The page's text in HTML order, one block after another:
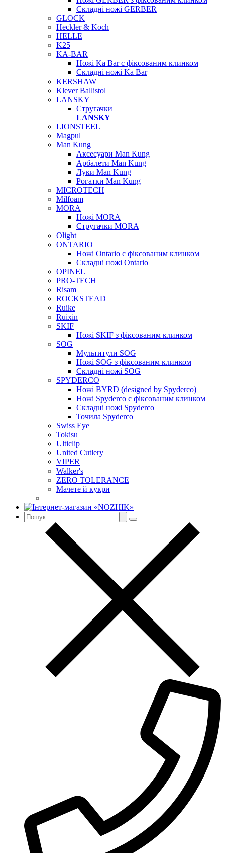
Складні ножі GERBER
GLOCK
Heckler & Koch
HELLE
K25
KA-BAR
Ножі Ka Bar c фіксованим клинком
Складні ножі Ka Bar
KERSHAW
Klever Ballistol
LANSKY
Стругачки
LANSKY
LIONSTEEL
Magpul
Man Kung
Аксесуари Man Kung
Арбалети Man Kung
Луки Man Kung
Рогатки Man Kung
MICROTECH
Milfoam
MORA
Ножі MORA
Стругачки MORA
Olight
ONTARIO
Ножі Ontario c фіксованим клинком
Складні ножі Ontario
OPINEL
PRO-TECH
Risam
ROCKSTEAD
Ruike
Ruixin
SKIF
Ножі SKIF з фіксованим клинком
SOG
Мультитули SOG
Ножі SOG з фіксованим клинком
Складні ножі SOG
SPYDERCO
Ножі BYRD (designed by Spyderco)
Ножі Spyderco c фіксованим клинком
Складні ножі Spyderco
Точила Spyderco
Swiss Eye
Tokisu
Ulticlip
United Cutlery
VIPER
Walker's
ZERO TOLERANCE
Мачете й кукри